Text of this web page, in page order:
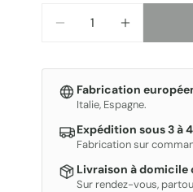
DIMINUER LA
Fabrication
Italie, Espagne.
Expédition sous 3 à
Fabrication sur
Livraison à
Sur rendez-vous,